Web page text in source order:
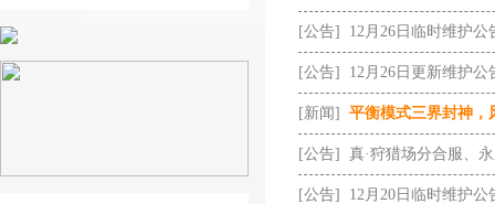
[公告] 12月26日临时维护公
[公告] 12月26日更新维护公
[新闻] 平衡模式三界封神，
[公告] 真·狩猎场分合服、
[公告] 12月20日临时维护公